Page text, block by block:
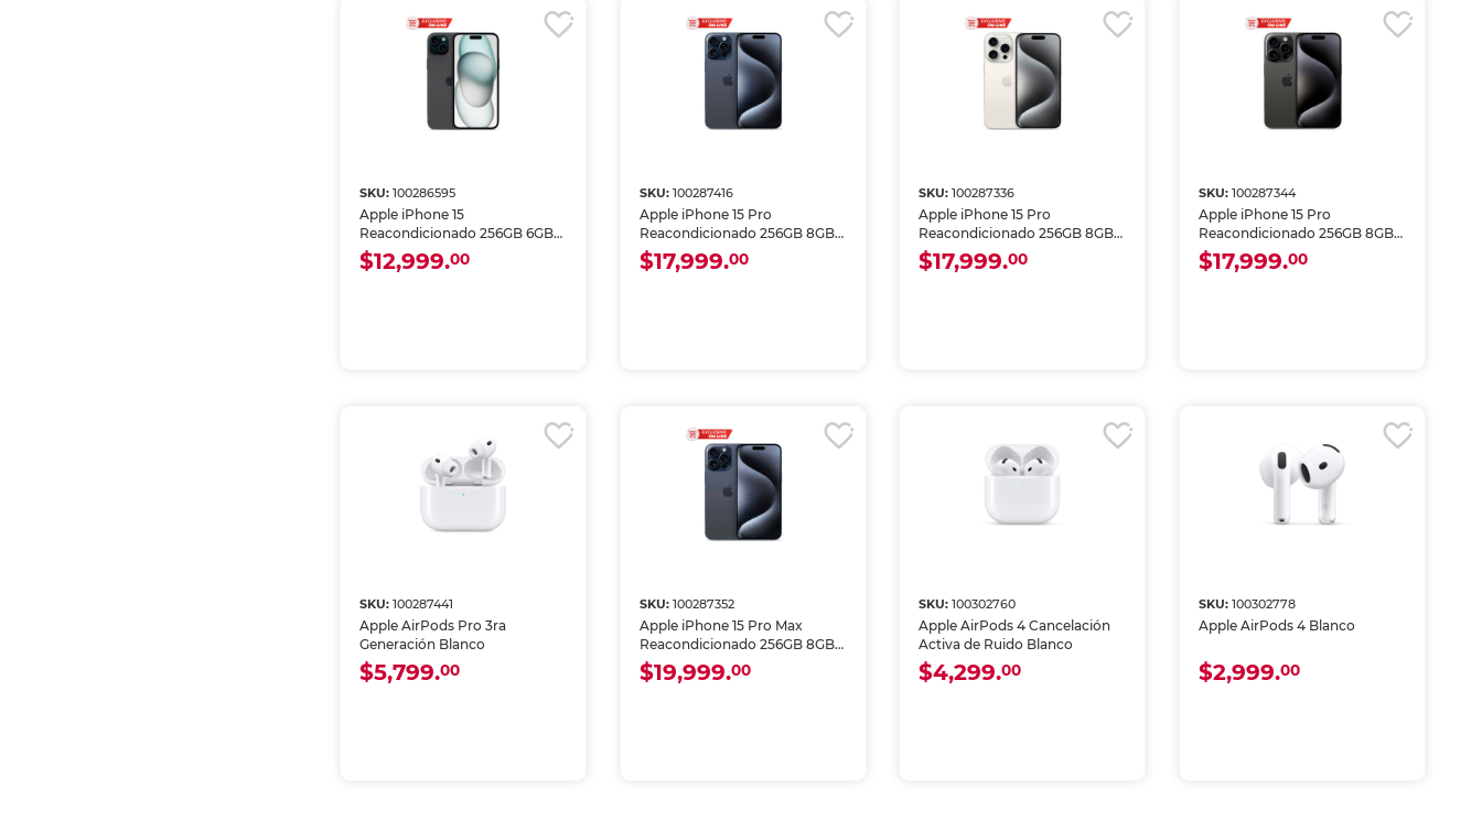
SKU:100286595
Apple iPhone 15
Reacondicionado 256GB 6GB
RAM eSIM Negro
$12,999.00
SKU: 100287416
Apple iPhone 15 Pro
Reacondicionado 256GB 8GB
RAM eSIM Azul
$17,999.00
SKU:100287336
Apple iPhone 15 Pro
Reacondicionado 256GB 8GB
RAM eSIM Blanco
$17,999.00
SKU: 100287344
Apple iPhone 15 Pro
Reacondicionado 256GB 8GB
RAM eSIM Negro
$17,999.00
SKU:100287441
Apple AirPods Pro 3ra
Generación Blanco
$5,799.00
SKU: 100287352
Apple iPhone 15 Pro Max
Reacondicionado 256GB 8GB
RAM eSIM Azul
$19,999.00
SKU:100302760
Apple AirPods 4 Cancelación
Activa de Ruido Blanco
$4,299.00
SKU: 100302778
Apple AirPods 4 Blanco
$2,999.00